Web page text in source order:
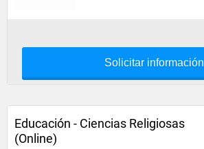
Solicitar información
Educación - Ciencias Religiosas
(Online)